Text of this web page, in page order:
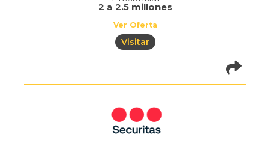
2 a 2.5 millones
Ver Oferta
Visitar
of=1073